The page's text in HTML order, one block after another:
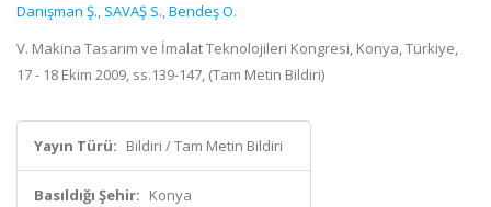
Danışman Ş., SAVAŞ S.,Bendeş O.
V. Makina Tasarım ve İmalat Teknolojileri Kongresi, Konya, Türkiye,
17 - 18 Ekim 2009, ss.139-147, (Tam Metin Bildiri)
Yayın Türü: Bildiri / Tam Metin Bildiri
Basıldığı Şehir: Konya